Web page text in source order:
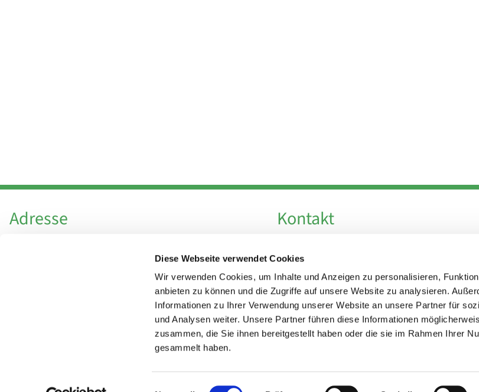
Diese Webseite verwendet Cookies
Wir verwenden Cookies, um Inhalte und Anzeigen zu personalisieren,
anbieten zu können und die Zugriffe auf unsere Website zu analysieren.
Informationen zu Ihrer Verwendung unserer Website an unsere Partner für
und Analysen weiter. Unsere Partner führen diese Informationen
zusammen, die Sie ihnen bereitgestellt haben oder die sie im Rahmen Ihrer
gesammelt haben.
Einwilligungsauswahl
Adresse
Hl. Theresa von Avila Berlin Nordost
Leitender Pfarrer - Norbert Pomplun
Kontakt
Fax +49 30 924 54 18
E-Mailinfo@theresa-von-avila-berlin.de
Kirchenvorstand
kirchenvorstand@theresa-von-avila-berlin.de
Impressum Datenschutzerklärung